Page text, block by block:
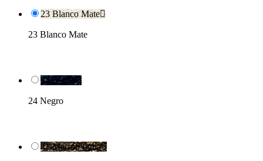
23 Blanco Mate
23 Blanco Mate
24 Negro
24 Negro
41 Marrón India